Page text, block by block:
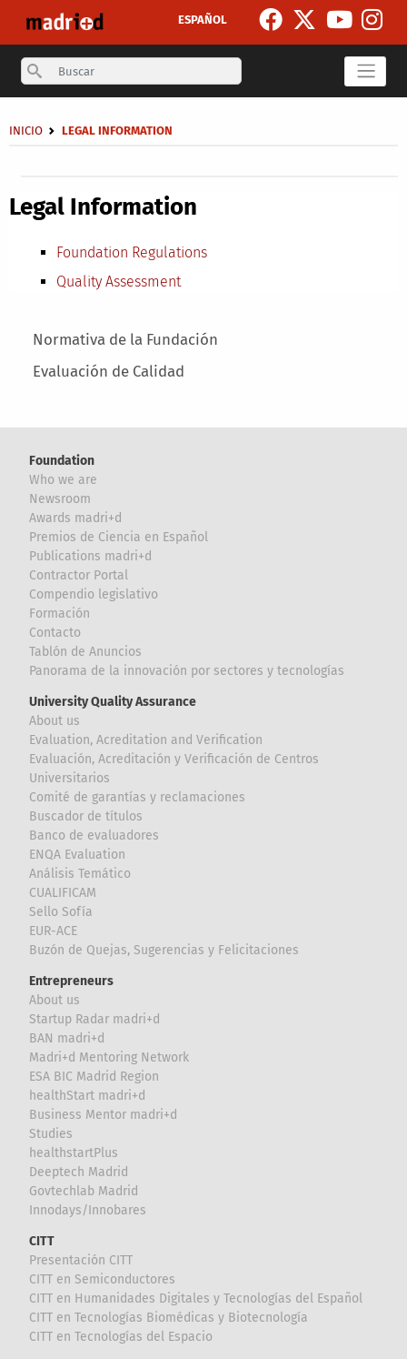
ESPAÑOL
Search
Breadcrumb
INICIO LEGAL INFORMATION
Main menu
Normativa de la Fundación
Evaluación de Calidad
Legal Information
Foundation Regulations
Quality Assessment
Foundation
Who we are
Newsroom
Awards madri+d
Premios de Ciencia en Español
Publications madri+d
Contractor Portal
Compendio legislativo
Formación
Contacto
Tablón de Anuncios
Panorama de la innovación por sectores y tecnologías
University Quality Assurance
About us
Evaluation, Acreditation and Verification
Evaluación, Acreditación y Verificación de Centros
Universitarios
Comité de garantías y reclamaciones
Buscador de títulos
Banco de evaluadores
ENQA Evaluation
Análisis Temático
CUALIFICAM
Sello Sofía
EUR-ACE
Buzón de Quejas, Sugerencias y Felicitaciones
Entrepreneurs
About us
Startup Radar madri+d
BAN madri+d
Madri+d Mentoring Network
ESA BIC Madrid Region
healthStart madri+d
Business Mentor madri+d
Studies
healthstartPlus
Deeptech Madrid
Govtechlab Madrid
Innodays/Innobares
CITT
Presentación CITT
CITT en Semiconductores
CITT en Humanidades Digitales y Tecnologías del Español
CITT en Tecnologías Biomédicas y Biotecnología
CITT en Tecnologías del Espacio